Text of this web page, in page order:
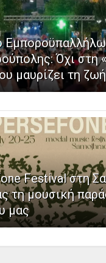
Όχι στη
μαυρίζει τη
Festival στη
τη μουσική
μας